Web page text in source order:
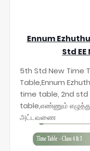
Ennum
Std
5th Std New Time
Table,Ennum
time table, 2nd std
table,எண்ணும்
அட்டவணை